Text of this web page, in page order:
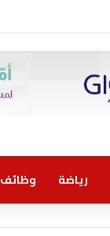
رياضة وظائف